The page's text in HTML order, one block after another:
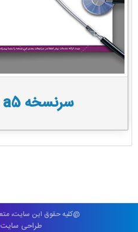
سرنسخه a5 (تک رنگ)
@کلیه حقوق این سایت،
طراحی